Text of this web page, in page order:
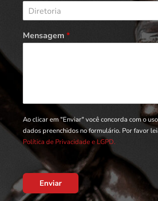
Diretoria
Mensagem *
Ao clicar em "Enviar" você concorda com o
dados preenchidos no formulário. Por favor
Política de Privacidade e LGPD.
Enviar